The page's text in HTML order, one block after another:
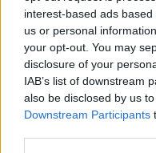
interest-based ads
us or personal
your opt-out. You may
disclosure of your
IAB’s list of downstream
also be disclosed by us
Downstream Participants
Εγγραφείτε